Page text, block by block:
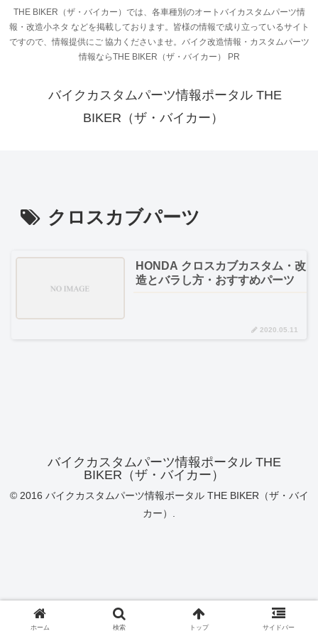
THE BIKER（ザ・バイカー）では、各車種別のオートバイカスタムパーツ情
報・改造小ネタ などを掲載しております。皆様の情報で成り立っているサイト
ですので、情報提供にご 協力くださいませ。バイク改造情報・カスタムパーツ
情報ならTHE BIKER（ザ・バイカー） PR
バイクカスタムパーツ情報ポータル THE
BIKER（ザ・バイカー）
クロスカブパーツ
HONDA クロスカブカスタム・改
造とバラし方・おすすめパーツ
2020.05.11
バイクカスタムパーツ情報ポータル THE
BIKER（ザ・バイカー）
© 2016 バイクカスタムパーツ情報ポータル THE BIKER（ザ・バイ
カー）.
ホーム 検索 トップ サイドバー